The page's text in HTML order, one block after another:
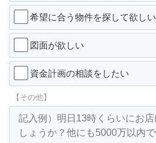
希望に合う物件を探して欲しい
図面が欲しい
資金計画の相談をしたい
【その他】